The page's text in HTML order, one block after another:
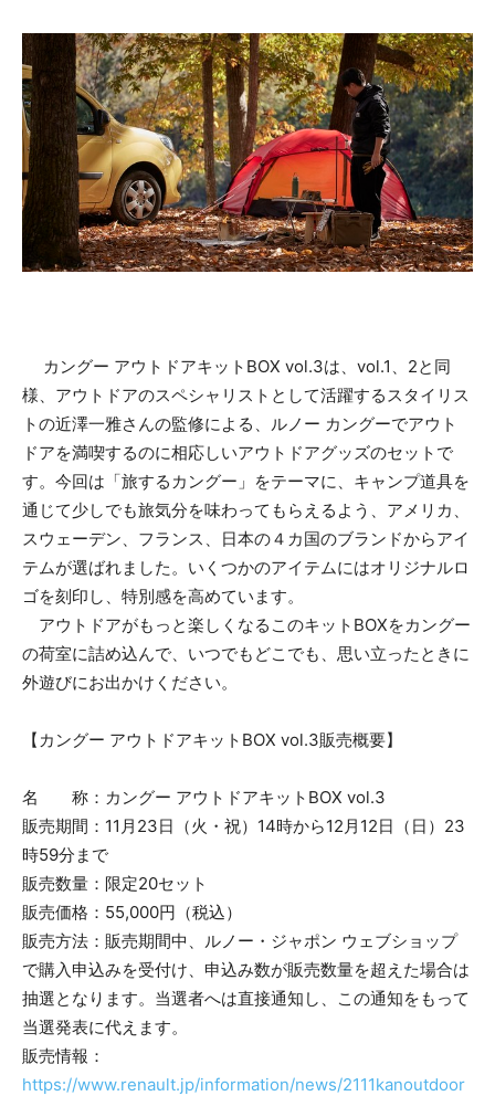
カングー アウトドアキットBOX vol.3は、vol.1、2と同
様、アウトドアのスペシャリストとして活躍するスタイリス
トの近澤一雅さんの監修による、ルノー カングーでアウト
ドアを満喫するのに相応しいアウトドアグッズのセットで
す。今回は「旅するカングー」をテーマに、キャンプ道具を
通じて少しでも旅気分を味わってもらえるよう、アメリカ、
スウェーデン、フランス、日本の４カ国のブランドからアイ
テムが選ばれました。いくつかのアイテムにはオリジナルロ
ゴを刻印し、特別感を高めています。
アウトドアがもっと楽しくなるこのキットBOXをカングー
の荷室に詰め込んで、いつでもどこでも、思い立ったときに
外遊びにお出かけください。
【カングー アウトドアキットBOX vol.3販売概要】
名 称：カングー アウトドアキットBOX vol.3
販売期間：11月23日（火・祝）14時から12月12日（日）23
時59分まで
販売数量：限定20セット
販売価格：55,000円（税込）
販売方法：販売期間中、ルノー・ジャポン ウェブショップ
で購入申込みを受付け、申込み数が販売数量を超えた場合は
抽選となります。当選者へは直接通知し、この通知をもって
当選発表に代えます。
販売情報：
https://www.renault.jp/information/news/2111kanoutdoor